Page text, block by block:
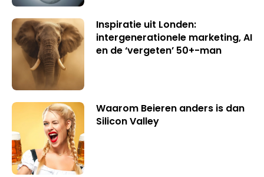
Inspiratie uit Londen:
intergenerationele marketing, AI
en de ‘vergeten’ 50+-man
Waarom Beieren anders is dan
Silicon Valley